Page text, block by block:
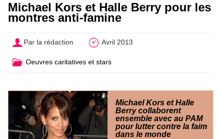
Michael Kors et Halle Berry pour les
montres anti-famine
Par la rédaction Avril 2013
Oeuvres caritatives et stars
Michael Kors et Halle
Berry collaborent
ensemble avec au PAM
pour lutter contre la faim
dans le monde